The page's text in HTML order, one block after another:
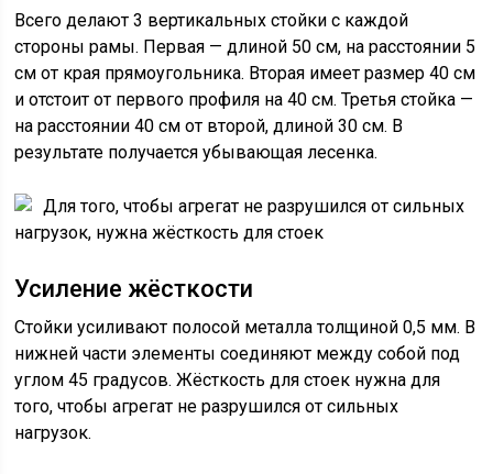
Всего делают 3 вертикальных стойки с каждой
стороны рамы. Первая — длиной 50 см, на расстоянии 5
см от края прямоугольника. Вторая имеет размер 40 см
и отстоит от первого профиля на 40 см. Третья стойка —
на расстоянии 40 см от второй, длиной 30 см. В
результате получается убывающая лесенка.
Для того, чтобы агрегат не разрушился от сильных
нагрузок, нужна жёсткость для стоек
Усиление жёсткости
Стойки усиливают полосой металла толщиной 0,5 мм. В
нижней части элементы соединяют между собой под
углом 45 градусов. Жёсткость для стоек нужна для
того, чтобы агрегат не разрушился от сильных
нагрузок.